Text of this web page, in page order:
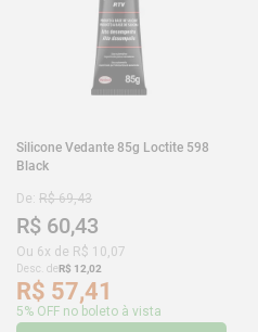
Silicone Vedante 85g Loctite 598
Black
De: R$ 69,43
R$ 60,43
Ou 6x de R$ 10,07
Desc. deR$ 12,02
R$ 57,41
5% OFF no boleto à vista